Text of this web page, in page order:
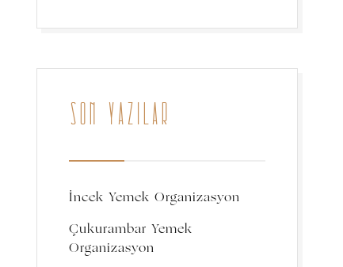
SON YAZILAR
İncek Yemek Organizasyon
Çukurambar Yemek
Organizasyon